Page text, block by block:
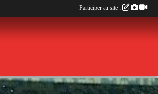
Participer au site :